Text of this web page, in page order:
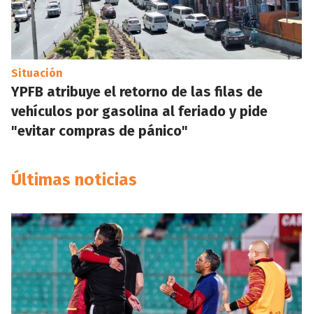
Situación
YPFB atribuye el retorno de las filas de
vehículos por gasolina al feriado y pide
"evitar compras de pánico"
Últimas noticias